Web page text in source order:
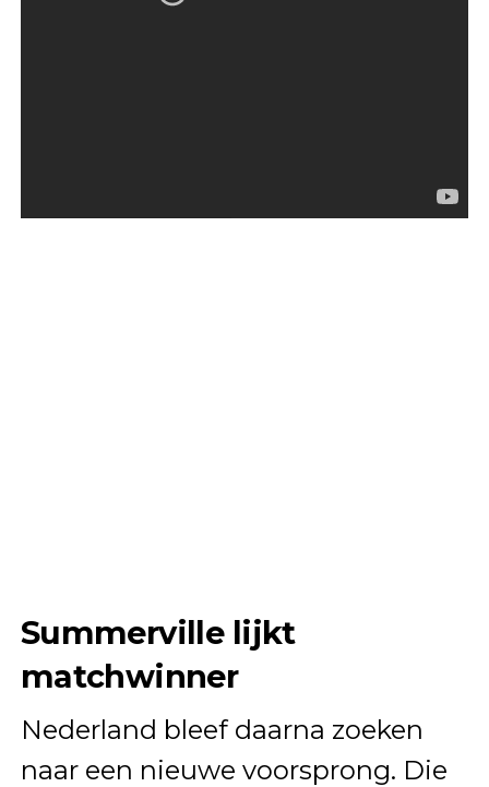
Summerville lijkt
matchwinner
Nederland bleef daarna zoeken
naar een nieuwe voorsprong. Die